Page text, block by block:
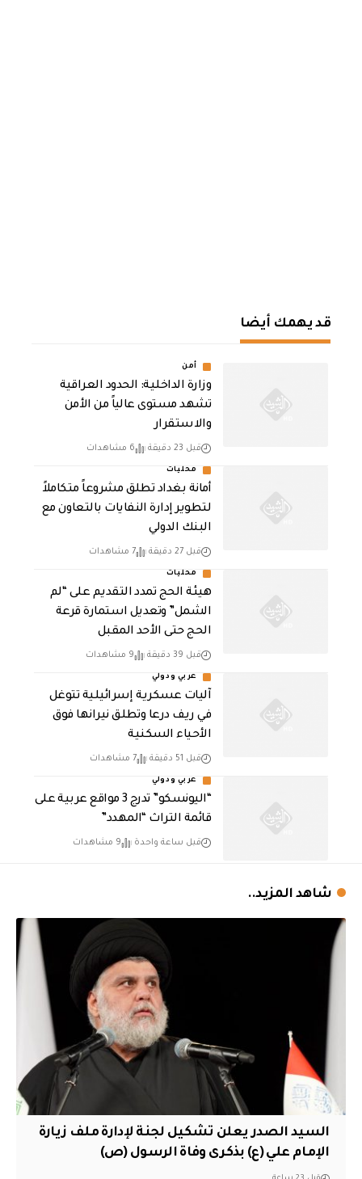
قد يهمك أيضا
أمن
وزارة الداخلية: الحدود العراقية
تشهد مستوى عالياً من الأمن
والاستقرار
قبل 23 دقيقة 6 مشاهدات
محليات
أمانة بغداد تطلق مشروعاً متكاملاً
لتطوير إدارة النفايات بالتعاون مع
البنك الدولي
قبل 27 دقيقة 7 مشاهدات
محليات
هيئة الحج تمدد التقديم على “لم
الشمل” وتعديل استمارة قرعة
الحج حتى الأحد المقبل
قبل 39 دقيقة 9 مشاهدات
عربي ودولي
آليات عسكرية إسرائيلية تتوغل
في ريف درعا وتطلق نيرانها فوق
الأحياء السكنية
قبل 51 دقيقة 7 مشاهدات
عربي ودولي
“اليونسكو” تدرج 3 مواقع عربية على
قائمة التراث “المهدد”
قبل ساعة واحدة 9 مشاهدات
شاهد المزيد..
السيد الصدر يعلن تشكيل لجنة لإدارة ملف زيارة
الإمام علي (ع) بذكرى وفاة الرسول (ص)